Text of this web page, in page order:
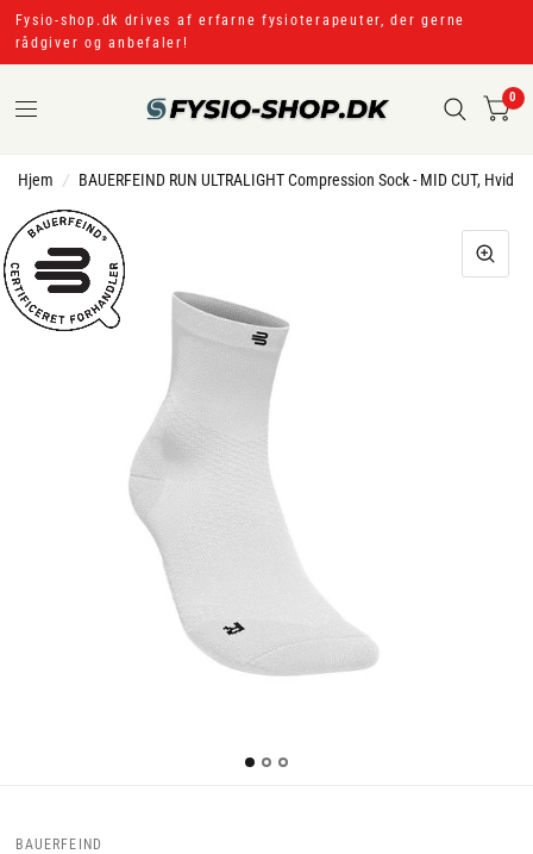
Fysio-shop.dk drives af erfarne fysioterapeuter, der gerne
rådgiver og anbefaler!
0
Hjem / BAUERFEIND RUN ULTRALIGHT Compression Sock - MID CUT, Hvid
BAUERFEIND